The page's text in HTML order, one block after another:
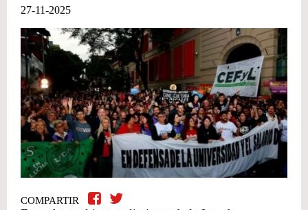
27-11-2025
COMPARTIR